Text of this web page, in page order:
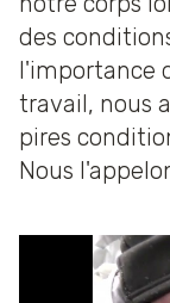
des
l'importance
travail, nous
pires
Nous